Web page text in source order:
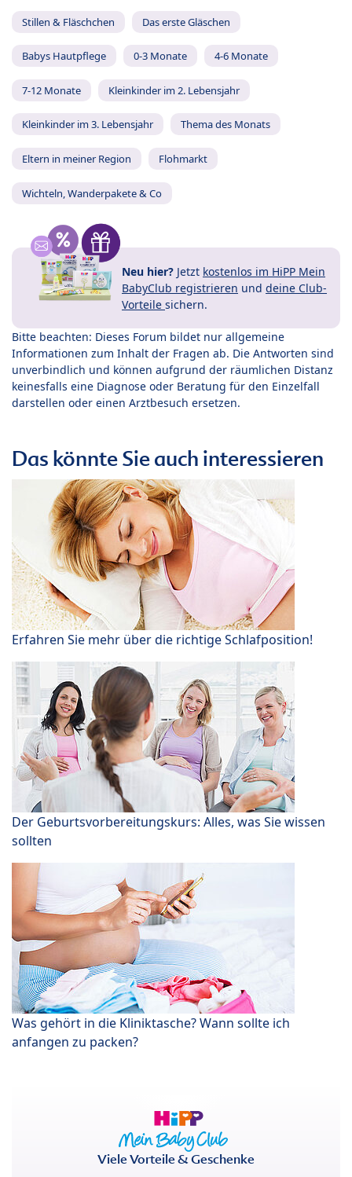
Stillen & Fläschchen Das erste Gläschen
Babys Hautpflege 0-3 Monate 4-6 Monate
7-12 Monate Kleinkinder im 2. Lebensjahr
Kleinkinder im 3. Lebensjahr Thema des Monats
Eltern in meiner Region Flohmarkt
Wichteln, Wanderpakete & Co
Neu hier? Jetzt kostenlos im HiPP Mein
BabyClub registrieren und deine Club-
Vorteile sichern.
Bitte beachten: Dieses Forum bildet nur allgemeine
Informationen zum Inhalt der Fragen ab. Die Antworten sind
unverbindlich und können aufgrund der räumlichen Distanz
keinesfalls eine Diagnose oder Beratung für den Einzelfall
darstellen oder einen Arztbesuch ersetzen.
Das könnte Sie auch interessieren
Erfahren Sie mehr über die richtige Schlafposition!
Der Geburtsvorbereitungskurs: Alles, was Sie wissen
sollten
Was gehört in die Kliniktasche? Wann sollte ich
anfangen zu packen?
Viele Vorteile & Geschenke